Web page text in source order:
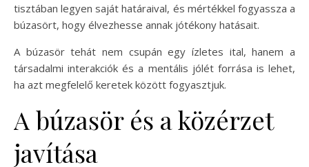
tisztában legyen saját határaival, és mértékkel fogyassza a
búzasört, hogy élvezhesse annak jótékony hatásait.
A búzasör tehát nem csupán egy ízletes ital, hanem a
társadalmi interakciók és a mentális jólét forrása is lehet,
ha azt megfelelő keretek között fogyasztjuk.
A búzasör és a közérzet
javítása